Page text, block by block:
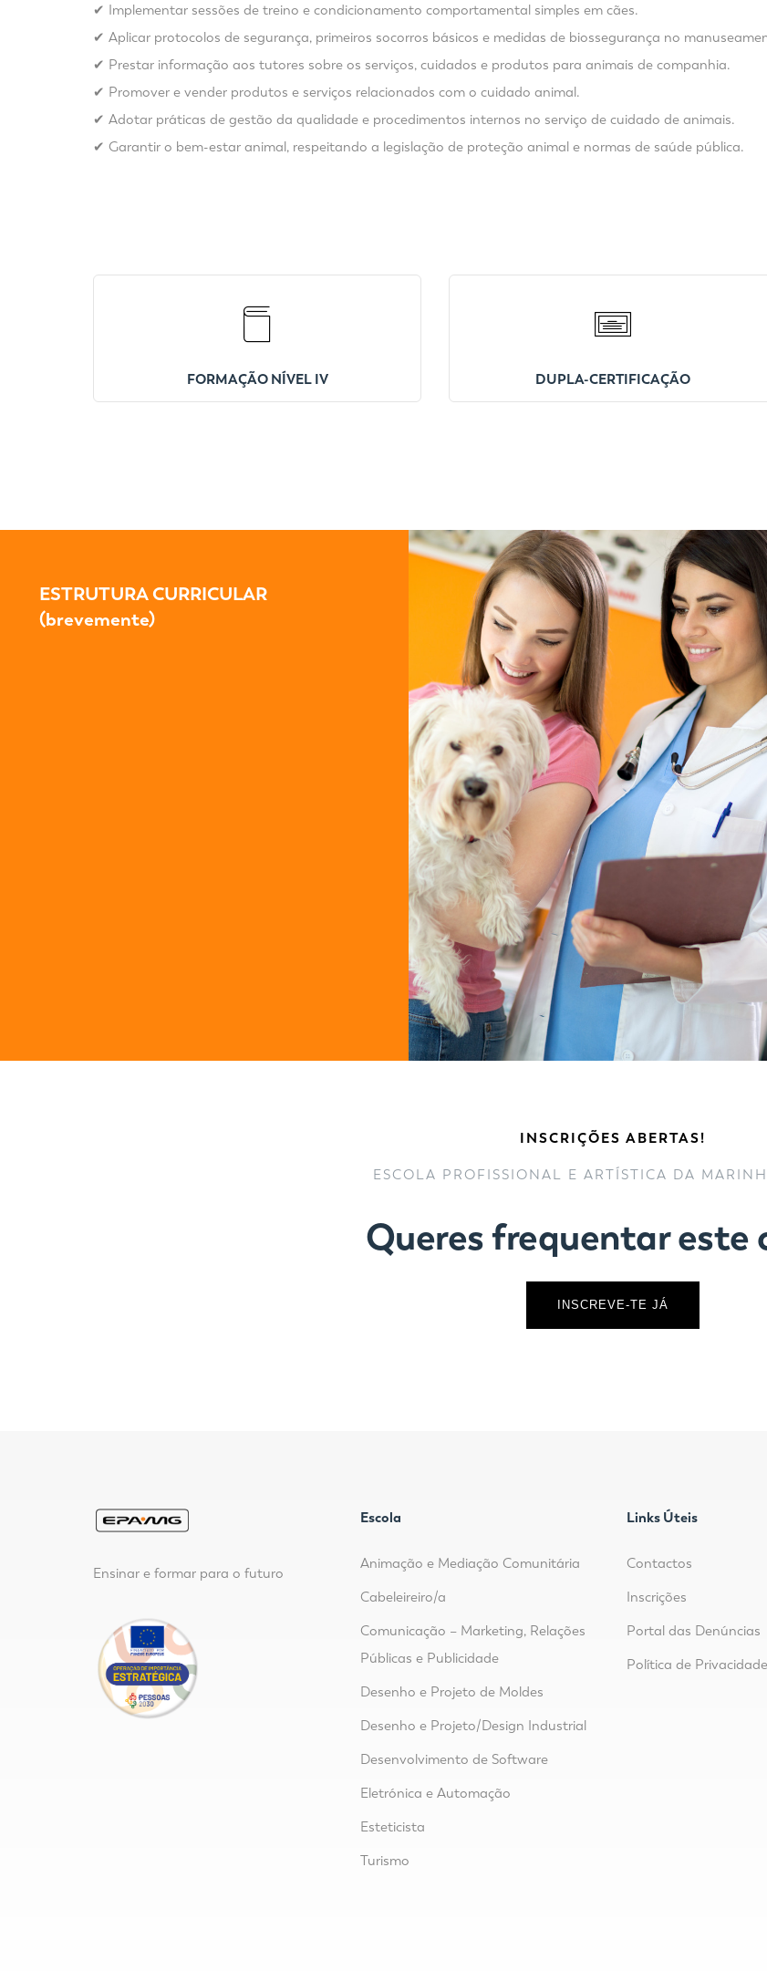
✔ Implementar sessões de treino e condicionamento comportamental simples em cães.
✔ Aplicar protocolos de segurança, primeiros socorros básicos e medidas de biossegurança no
✔ Prestar informação aos tutores sobre os serviços, cuidados e produtos para animais de companhia.
✔ Promover e vender produtos e serviços relacionados com o cuidado animal.
✔ Adotar práticas de gestão da qualidade e procedimentos internos no serviço de cuidado de animais.
✔ Garantir o bem-estar animal, respeitando a legislação de proteção animal e normas de saúde pública.
FORMAÇÃO NÍVEL IV DUPLA-CERTIFICAÇÃO
ESTRUTURA CURRICULAR
(brevemente)
INSCRIÇÕES ABERTAS!
ESCOLA PROFISSIONAL E ARTÍSTICA DA
Queres frequentar este
INSCREVE-TE JÁ
Ensinar e formar para o futuro
Escola
Animação e Mediação Comunitária
Cabeleireiro/a
Comunicação – Marketing, Relações
Públicas e Publicidade
Desenho e Projeto de Moldes
Desenho e Projeto/Design Industrial
Desenvolvimento de Software
Eletrónica e Automação
Esteticista
Turismo
Links Úteis
Contactos
Inscrições
Portal das Denúncias
Política de Privacidade